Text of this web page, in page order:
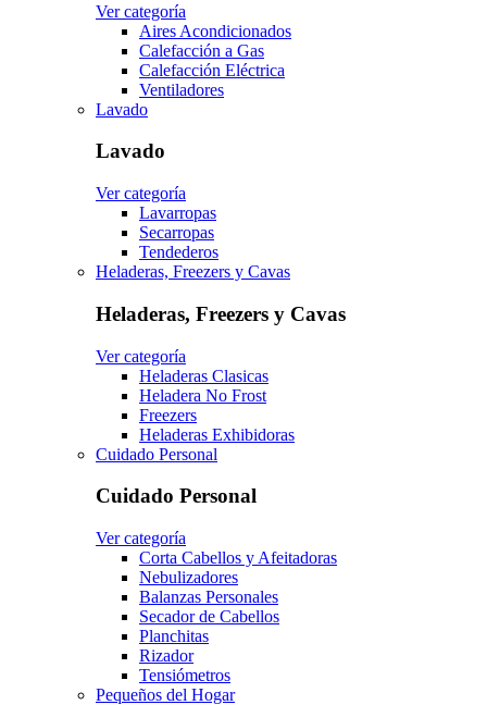
Ver categoría
Aires Acondicionados
Calefacción a Gas
Calefacción Eléctrica
Ventiladores
Lavado
Lavado
Ver categoría
Lavarropas
Secarropas
Tendederos
Heladeras, Freezers y Cavas
Heladeras, Freezers y Cavas
Ver categoría
Heladeras Clasicas
Heladera No Frost
Freezers
Heladeras Exhibidoras
Cuidado Personal
Cuidado Personal
Ver categoría
Corta Cabellos y Afeitadoras
Nebulizadores
Balanzas Personales
Secador de Cabellos
Planchitas
Rizador
Tensiómetros
Pequeños del Hogar